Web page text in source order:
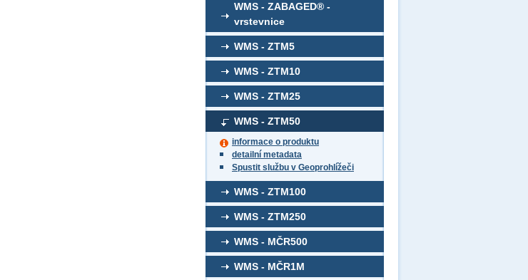
WMS - ZABAGED® -
vrstevnice
WMS - ZTM5
WMS - ZTM10
WMS - ZTM25
WMS - ZTM50
informace o produktu
detailní metadata
Spustit službu v Geoprohlížeči
WMS - ZTM100
WMS - ZTM250
WMS - MČR500
WMS - MČR1M